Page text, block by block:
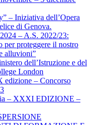
– Iniziativa dell’Opera
di Genova.
– A.S. 2022/23:
per proteggere il nostro
alluvioni”
dell’Istruzione e del
London
edizione – Concorso
– XXXI EDIZIONE –